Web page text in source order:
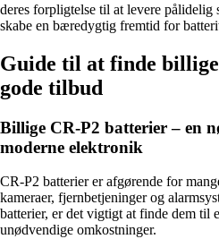
deres forpligtelse til at levere pålidelig
skabe en bæredygtig fremtid for
Guide til at finde
gode tilbud
Billige CR-P2 batterier – en
moderne elektronik
CR-P2 batterier er afgørende for
kameraer, fjernbetjeninger og
batterier, er det vigtigt at finde dem til
unødvendige omkostninger.